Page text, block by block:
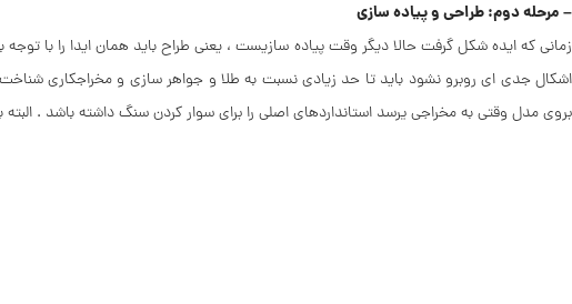
– مرحله دوم: طراحی و پیاده سازی
زمانی که ایده شکل گرفت حالا دیگر وقت پیاده سازیست ، یعنی طراح باید همان ایدا را با
اشکال جدی ای روبرو نشود باید تا حد زیادی نسبت به طلا و جواهر سازی و مخراجکاری
بروی مدل وقتی به مخراجی یرسد استانداردهای اصلی را برای سوار کردن سنگ داشته باشد .